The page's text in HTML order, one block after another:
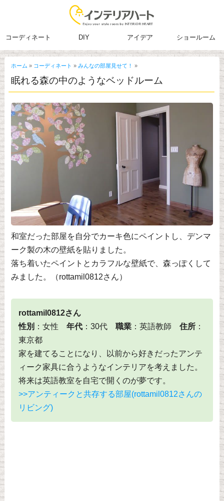
コーディネート DIY アイデア ショールーム
ホーム » コーディネート » みんなの部屋見せて！ »
眠れる森の中のようなベッドルーム
和室だった部屋を自分でカーキ色にペイントし、デンマ
ーク製の木の壁紙を貼りました。
落ち着いたペイントとカラフルな壁紙で、森っぽくして
みました。（rottamil0812さん）
rottamil0812さん
性別 ：女性 年代：30代 職業：英語教師 住所：
東京都
家を建てることになり、以前から好きだったアンテ
ィーク家具に合うようなインテリアを考えました。
将来は英語教室を自宅で開くのが夢です。
>>アンティークと共存する部屋(rottamil0812さんの
リビング)